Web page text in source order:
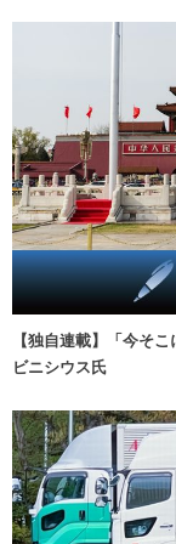
【独自連載】「今そ
ビニシウス氏